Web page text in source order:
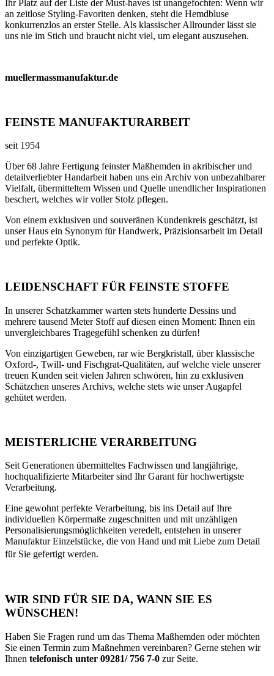
Ihr Platz auf der Liste der Must-haves ist unangefochten: Wenn wir
an zeitlose Styling-Favoriten denken, steht die Hemdbluse
konkurrenzlos an erster Stelle. Als klassischer Allrounder lässt sie
uns nie im Stich und braucht nicht viel, um elegant auszusehen.
muellermassmanufaktur.de
FEINSTE MANUFAKTURARBEIT
seit 1954
Über 68 Jahre Fertigung feinster Maßhemden in akribischer und
detailverliebter Handarbeit haben uns ein Archiv von unbezahlbarer
Vielfalt, übermitteltem Wissen und Quelle unendlicher Inspirationen
beschert, welches wir voller Stolz pflegen.
Von einem exklusiven und souveränen Kundenkreis geschätzt, ist
unser Haus ein Synonym für Handwerk, Präzisionsarbeit im Detail
und perfekte Optik.
LEIDENSCHAFT FÜR FEINSTE STOFFE
In unserer Schatzkammer warten stets hunderte Dessins und
mehrere tausend Meter Stoff auf diesen einen Moment: Ihnen ein
unvergleichbares Tragegefühl schenken zu dürfen!
Von einzigartigen Geweben, rar wie Bergkristall, über klassische
Oxford-, Twill- und Fischgrat-Qualitäten, auf welche viele unserer
treuen Kunden seit vielen Jahren schwören, hin zu exklusiven
Schätzchen unseres Archivs, welche stets wie unser Augapfel
gehütet werden.
MEISTERLICHE VERARBEITUNG
Seit Generationen übermitteltes Fachwissen und langjährige,
hochqualifizierte Mitarbeiter sind Ihr Garant für hochwertigste
Verarbeitung.
Eine gewohnt perfekte Verarbeitung, bis ins Detail auf Ihre
individuellen Körpermaße zugeschnitten und mit unzähligen
Personalisierungsmöglichkeiten veredelt, entstehen in unserer
Manufaktur Einzelstücke, die von Hand und mit Liebe zum Detail
für Sie gefertigt werden.
WIR SIND FÜR SIE DA, WANN SIE ES
WÜNSCHEN!
Haben Sie Fragen rund um das Thema Maßhemden oder möchten
Sie einen Termin zum Maßnehmen vereinbaren? Gerne stehen wir
Ihnen telefonisch unter 09281/ 756 7-0 zur Seite.